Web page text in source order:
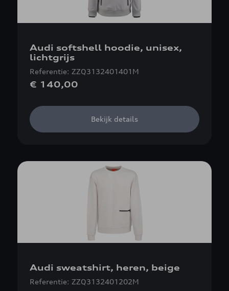
Audi softshell hoodie, unisex,
lichtgrijs
Referentie: ZZQ3132401401M
€ 140,00
Bekijk details
Audi sweatshirt, heren, beige
Referentie: ZZQ3132401202M